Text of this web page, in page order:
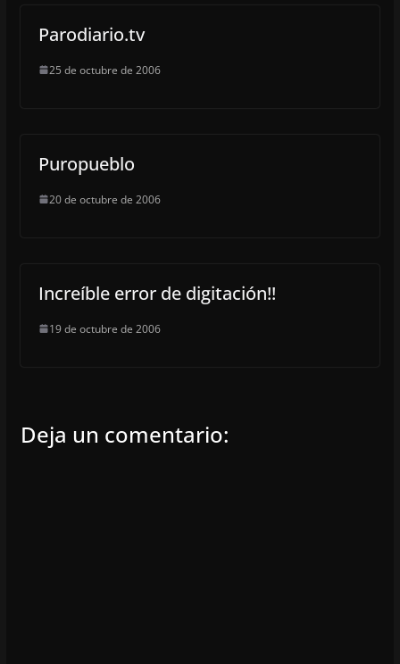
Parodiario.tv
25 de octubre de 2006
Puropueblo
20 de octubre de 2006
Increíble error de digitación!!
19 de octubre de 2006
Deja un comentario: